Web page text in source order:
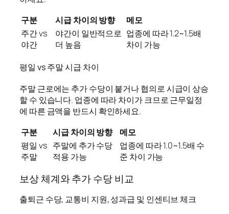
구분
시급 차이의 방향
메모
주간 vs
야간
야간이 일반적으로
더 높음
업종에 따라 1.2~1.5배
차이 가능
평일 vs 주말 시급 차이
주말 근로에는 추가 수당이 붙거나 협의로 시급이 상승
할 수 있습니다. 업종에 따라 차이가 크므로 근무일정
에 따른 금액을 반드시 확인하세요.
구분
시급 차이의 방향
메모
평일 vs
주말
주말에 추가 수당
적용 가능
업종에 따라 1.0~1.5배 수
준 차이 가능
보상 체계와 추가 수당 비교
출퇴근 수당, 교통비 지원, 성과급 및 인센티브 체크